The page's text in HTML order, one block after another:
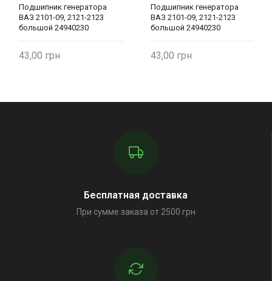
Подшипник генератора
ВАЗ 2101-09, 2121-2123
большой 24940230
43,00
Подшипник генератора
ВАЗ 2101-09, 2121-2123
большой 24940230
43,00
Бесплатная доставка
При сумме заказа от 2500 грн